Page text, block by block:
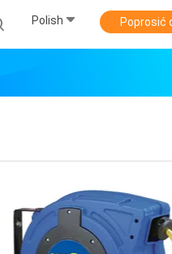
Polish Poprosić